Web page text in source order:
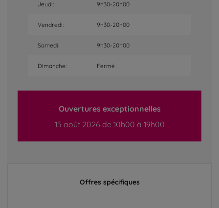
Jeudi: 9h30-20h00
Vendredi: 9h30-20h00
Samedi: 9h30-20h00
Dimanche: Fermé
Ouvertures exceptionnelles
15 août 2026 de 10h00 à 19h00
Offres spécifiques